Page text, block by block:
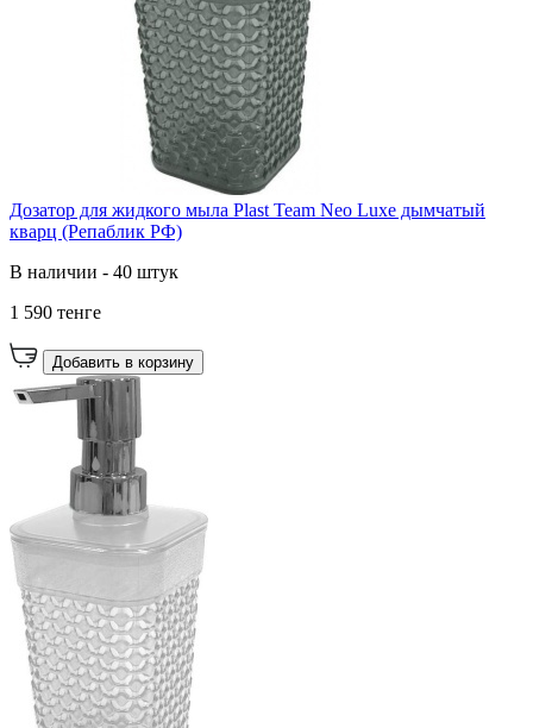
Дозатор для жидкого мыла Plast Team Neo Luxe дымчатый
кварц (Репаблик РФ)
В наличии - 40 штук
1 590 тенге
Добавить в корзину